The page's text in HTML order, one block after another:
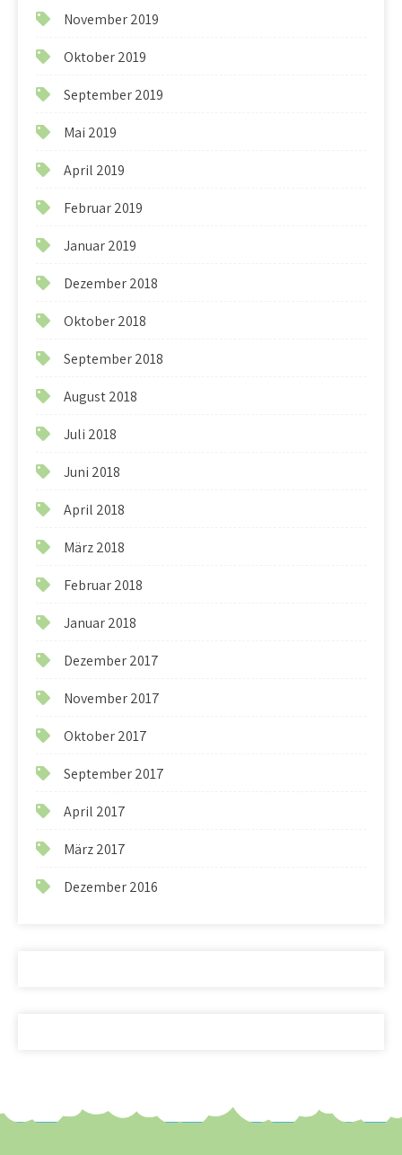
November 2019
Oktober 2019
September 2019
Mai 2019
April 2019
Februar 2019
Januar 2019
Dezember 2018
Oktober 2018
September 2018
August 2018
Juli 2018
Juni 2018
April 2018
März 2018
Februar 2018
Januar 2018
Dezember 2017
November 2017
Oktober 2017
September 2017
April 2017
März 2017
Dezember 2016